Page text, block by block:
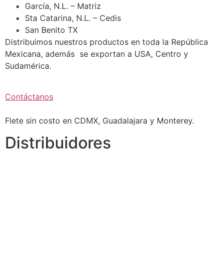
García, N.L. – Matriz
Sta Catarina, N.L. – Cedis
San Benito TX
Distribuimos nuestros productos en toda la República
Mexicana, además se exportan a USA, Centro y
Sudamérica.
Contáctanos
Flete sin costo en CDMX, Guadalajara y Monterey.
Distribuidores